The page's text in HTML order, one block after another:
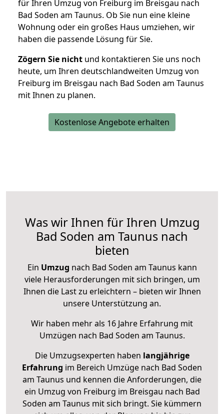
für Ihren Umzug von Freiburg im Breisgau nach
Bad Soden am Taunus. Ob Sie nun eine kleine
Wohnung oder ein großes Haus umziehen, wir
haben die passende Lösung für Sie.
Zögern Sie nicht und kontaktieren Sie uns noch
heute, um Ihren deutschlandweiten Umzug von
Freiburg im Breisgau nach Bad Soden am Taunus
mit Ihnen zu planen.
Kostenlose Angebote erhalten
Was wir Ihnen für Ihren Umzug
Bad Soden am Taunus nach
bieten
Ein Umzug nach Bad Soden am Taunus kann
viele Herausforderungen mit sich bringen, um
Ihnen die Last zu erleichtern – bieten wir Ihnen
unsere Unterstützung an.
Wir haben mehr als 16 Jahre Erfahrung mit
Umzügen nach Bad Soden am Taunus.
Die Umzugsexperten haben langjährige
Erfahrung im Bereich Umzüge nach Bad Soden
am Taunus und kennen die Anforderungen, die
ein Umzug von Freiburg im Breisgau nach Bad
Soden am Taunus mit sich bringt. Sie kümmern